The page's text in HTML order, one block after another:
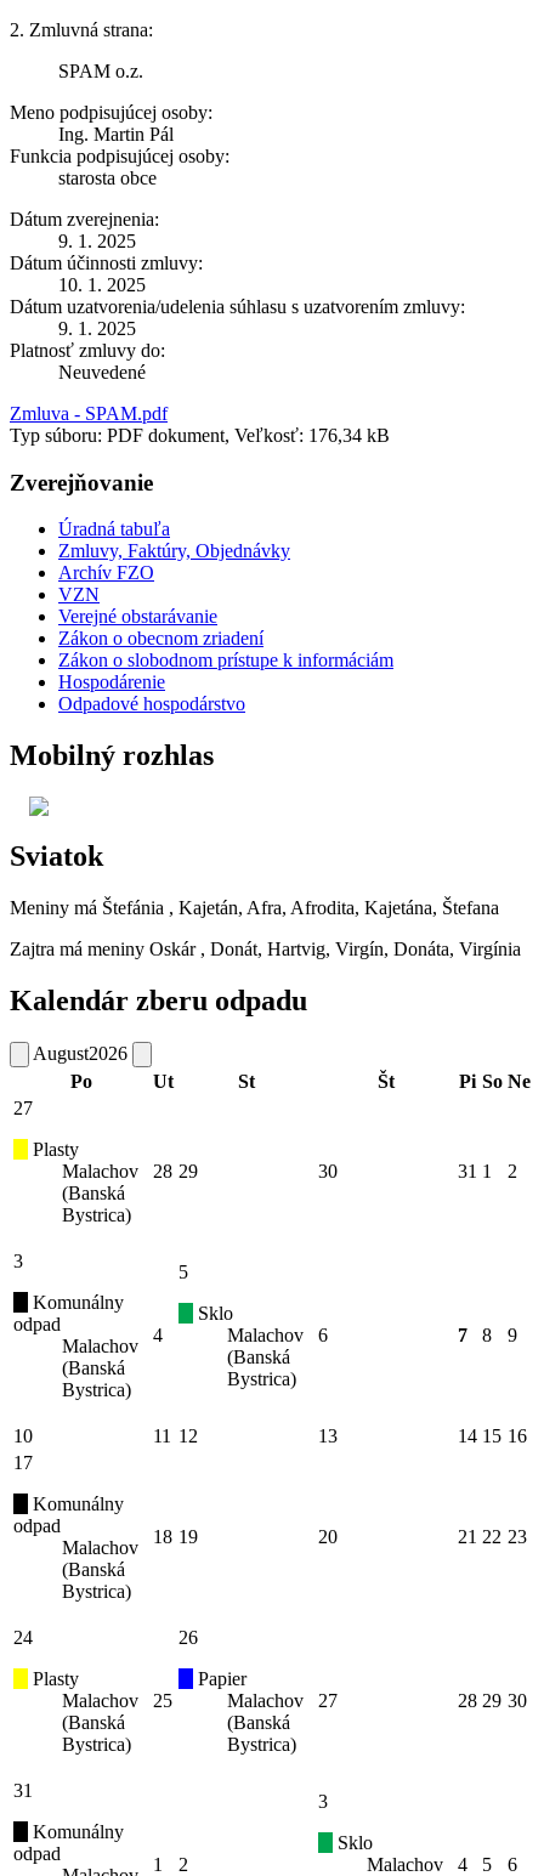
2. Zmluvná strana:
SPAM o.z.
Meno podpisujúcej osoby:
Ing. Martin Pál
Funkcia podpisujúcej osoby:
starosta obce
Dátum zverejnenia:
9. 1. 2025
Dátum účinnosti zmluvy:
10. 1. 2025
Dátum uzatvorenia/udelenia súhlasu s uzatvorením zmluvy:
9. 1. 2025
Platnosť zmluvy do:
Neuvedené
Zmluva - SPAM.pdf
Typ súboru: PDF dokument, Veľkosť: 176,34 kB
Zverejňovanie
Úradná tabuľa
Zmluvy, Faktúry, Objednávky
Archív FZO
VZN
Verejné obstarávanie
Zákon o obecnom zriadení
Zákon o slobodnom prístupe k informáciám
Hospodárenie
Odpadové hospodárstvo
Mobilný rozhlas
Sviatok
Meniny má Štefánia , Kajetán, Afra, Afrodita, Kajetána, Štefana
Zajtra má meniny Oskár , Donát, Hartvig, Virgín, Donáta, Virgínia
Kalendár zberu odpadu
August2026
Po
Ut St Št Pi So Ne
27
Plasty
Malachov
(Banská
Bystrica)
28 29 30 31 1 2
3
Komunálny
odpad
Malachov
(Banská
Bystrica)
4
5
Sklo
Malachov
(Banská
Bystrica)
6 7 8 9
10 11 12 13 14 15 16
17
Komunálny
odpad
Malachov
(Banská
Bystrica)
18 19 20 21 22 23
24
Plasty
Malachov
(Banská
Bystrica)
25
26
Papier
Malachov
(Banská
Bystrica)
27 28 29 30
31
Komunálny
odpad
1 2
3
Sklo
Malachov
4 5 6